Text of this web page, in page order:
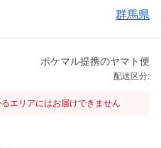
群馬県
ポケマル提携のヤマト便
配送区分:
エリアにはお届けできません